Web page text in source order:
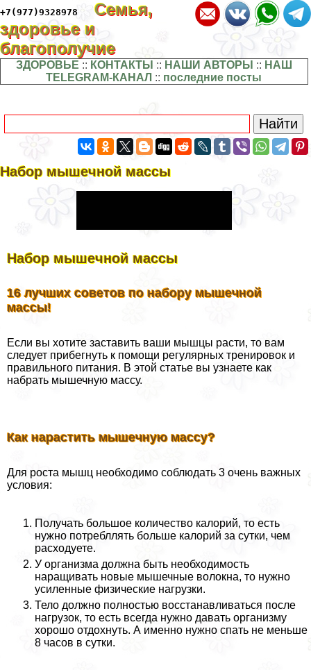
+7(977)9328978
Семья,
здоровье и
благополучие
ЗДОРОВЬЕ :: КОНТАКТЫ :: НАШИ АВТОРЫ :: НАШ
TELEGRAM-КАНАЛ :: последние посты
Набор мышечной массы
Набор мышечной массы
16 лучших советов по набору мышечной
массы!
Если вы хотите заставить ваши мышцы расти, то вам
следует прибегнуть к помощи регулярных тренировок и
правильного питания. В этой статье вы узнаете как
набрать мышечную массу.
Как нарастить мышечную массу?
Для роста мышц необходимо соблюдать 3 очень важных
условия:
Получать большое количество калорий, то есть
нужно потрeбллять больше калорий за сутки, чем
расходуете.
У организма должна быть необходимость
наращивать новые мышечные волокна, то нужно
усиленные физические нагрузки.
Тело должно полностью восстанавливаться после
нагрузок, то есть всегда нужно давать организму
хорошо отдохнуть. А именно нужно спать не меньше
8 часов в сутки.